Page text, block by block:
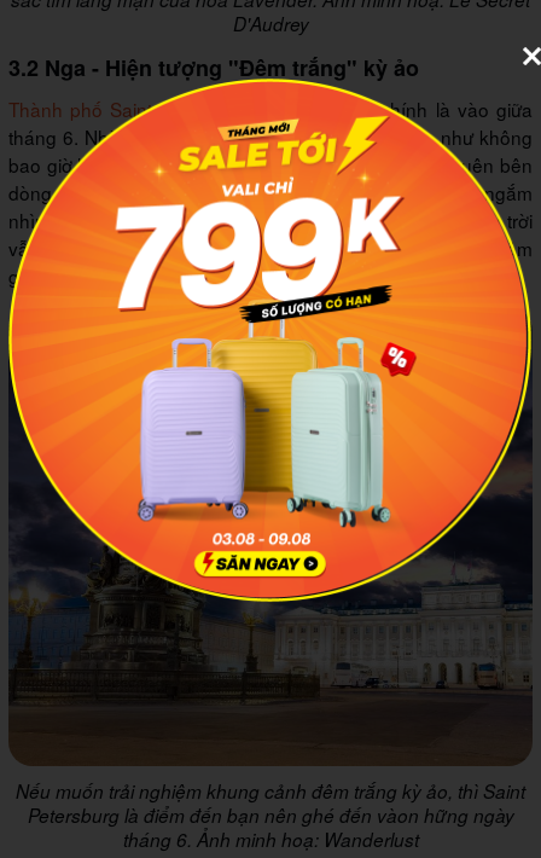
D'Audrey
3.2 Nga - Hiện tượng "Đêm trắng" kỳ ảo
Thành phố Saint Petersburg
lộng lẫy nhất chính là vào giữa
tháng 6. Nhờ hiện tượng "Đêm trắng", mặt trời gần như không
bao giờ lặn, tạo nên một khung cảnh huyền ảo khó quên bên
dòng sông Neva. Mình đã từng đứng lặng người khi ngắm
nhìn những cây cầu mở ra giữa đêm khuya trong khi bầu trời
vẫn mang sắc xanh lam kỳ diệu. Tin mình đi, đây là một cảm
giác rất khó để diễn tả thành lời.
Nếu muốn trải nghiệm khung cảnh đêm trắng kỳ ảo, thì Saint
Petersburg là điểm đến bạn nên ghé đến vàon hững ngày
tháng 6. Ảnh minh hoạ: Wanderlust